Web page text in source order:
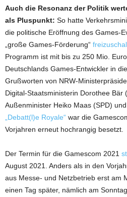
Auch die Resonanz der Politik
als Pluspunkt: So hatte
die politische Eröffnung des Games-
„große Games-Förderung“
Programm ist mit bis zu 250 Mio.
Deutschlands Games-Entwickler in
Grußworten von NRW-
Digital-Staatsministerin Dorothee Bär
Außenminister Heiko Maas (SPD)
„Debatt(l)e Royale“ war die
Vorjahren erneut hochrangig besetzt.
Der Termin für die Gamescom 2021
August 2021. Anders als in den
aus Messe- und Netzbetrieb erst am
einen Tag später, nämlich am